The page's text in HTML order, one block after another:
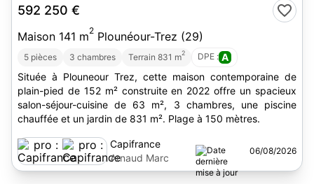
592 250 €
Maison 141 m2 Plounéour-Trez (29)
5 pièces 3 chambres Terrain 831 m2 DPE : A
Située à Plouneour Trez, cette maison contemporaine de
plain-pied de 152 m² construite en 2022 offre un spacieux
salon-séjour-cuisine de 63 m², 3 chambres, une piscine
chauffée et un jardin de 831 m². Plage à 150 mètres.
Capifrance
Arnaud Marc
06/08/2026